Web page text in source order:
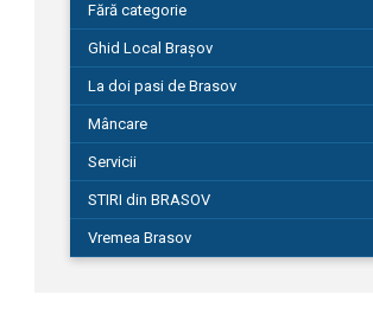
Fără categorie
Ghid Local Brașov
La doi pasi de Brasov
Mâncare
Servicii
STIRI din BRASOV
195
Vremea Brasov